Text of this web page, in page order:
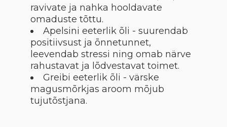
ravivate ja nahka hooldavate
omaduste tõttu.
Apelsini eeterlik õli - suurendab
positiivsust ja õnnetunnet,
leevendab stressi ning omab närve
rahustavat ja lõdvestavat toimet.
Greibi eeterlik õli - värske
magusmõrkjas aroom mõjub
tujutõstjana.